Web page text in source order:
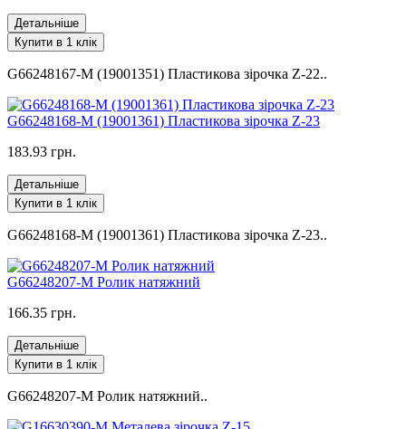
Детальніше
Купити в 1 клік
G66248167-M (19001351) Пластикова зірочка Z-22..
G66248168-M (19001361) Пластикова зірочка Z-23
183.93 грн.
Детальніше
Купити в 1 клік
G66248168-M (19001361) Пластикова зірочка Z-23..
G66248207-M Ролик натяжний
166.35 грн.
Детальніше
Купити в 1 клік
G66248207-M Ролик натяжний..